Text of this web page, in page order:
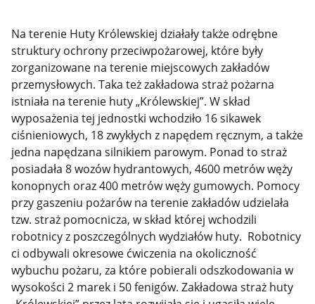
Na terenie Huty Królewskiej działały także odrębne
struktury ochrony przeciwpożarowej, które były
zorganizowane na terenie miejscowych zakładów
przemysłowych. Taka też zakładowa straż pożarna
istniała na terenie huty „Królewskiej”. W skład
wyposażenia tej jednostki wchodziło 16 sikawek
ciśnieniowych, 18 zwykłych z napędem ręcznym, a także
jedna napędzana silnikiem parowym. Ponad to straż
posiadała 8 wozów hydrantowych, 4600 metrów węży
konopnych oraz 400 metrów węży gumowych. Pomocy
przy gaszeniu pożarów na terenie zakładów udzielała
tzw. straż pomocnicza, w skład której wchodzili
robotnicy z poszczególnych wydziałów huty. Robotnicy
ci odbywali okresowe ćwiczenia na okoliczność
wybuchu pożaru, za które pobierali odszkodowania w
wysokości 2 marek i 50 fenigów. Zakładowa straż huty